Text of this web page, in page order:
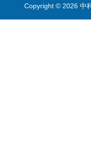
Copyright © 2026 中